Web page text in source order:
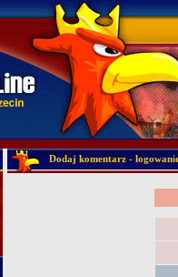
Dodaj komentarz -